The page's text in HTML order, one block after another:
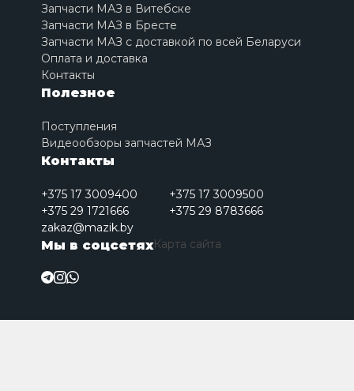
Запчасти МАЗ в Витебске
Запчасти МАЗ в Бресте
Запчасти МАЗ с доставкой по всей Беларуси
Оплата и доставка
Контакты
Полезное
Поступления
Видеообзоры запчастей МАЗ
Контакты
+375 17 3009400
+375 17 3009500
+375 29 1721666
+375 29 8783666
zakaz@mazik.by
Мы в соцсетяхКарта сайта